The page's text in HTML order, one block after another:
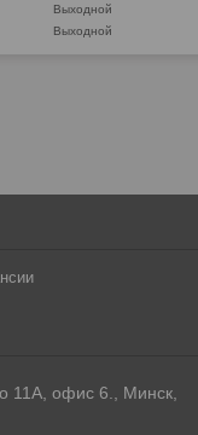
Выходной
Выходной
11А, офис 6., Минск,